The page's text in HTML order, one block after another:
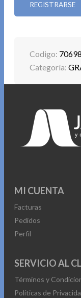
REGISTRARSE
Codigo: 70698
Categoría:
MI CUENTA
Facturas
Pedidos
Perfil
SERVICIO AL
Términos y
Políticas de